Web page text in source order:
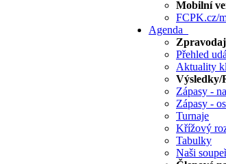
Mobilní
FCPK.cz/
Agenda
Přehled
Aktuality
Výsledky/
Zápasy -
Zápasy -
Turnaje
Křížový
Tabulky
Naši